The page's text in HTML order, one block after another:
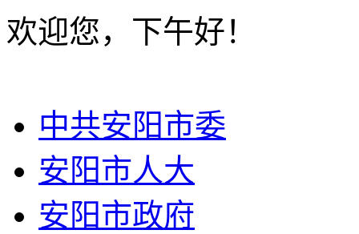
欢迎您，下午好！
中共安阳市委
安阳市人大
安阳市政府